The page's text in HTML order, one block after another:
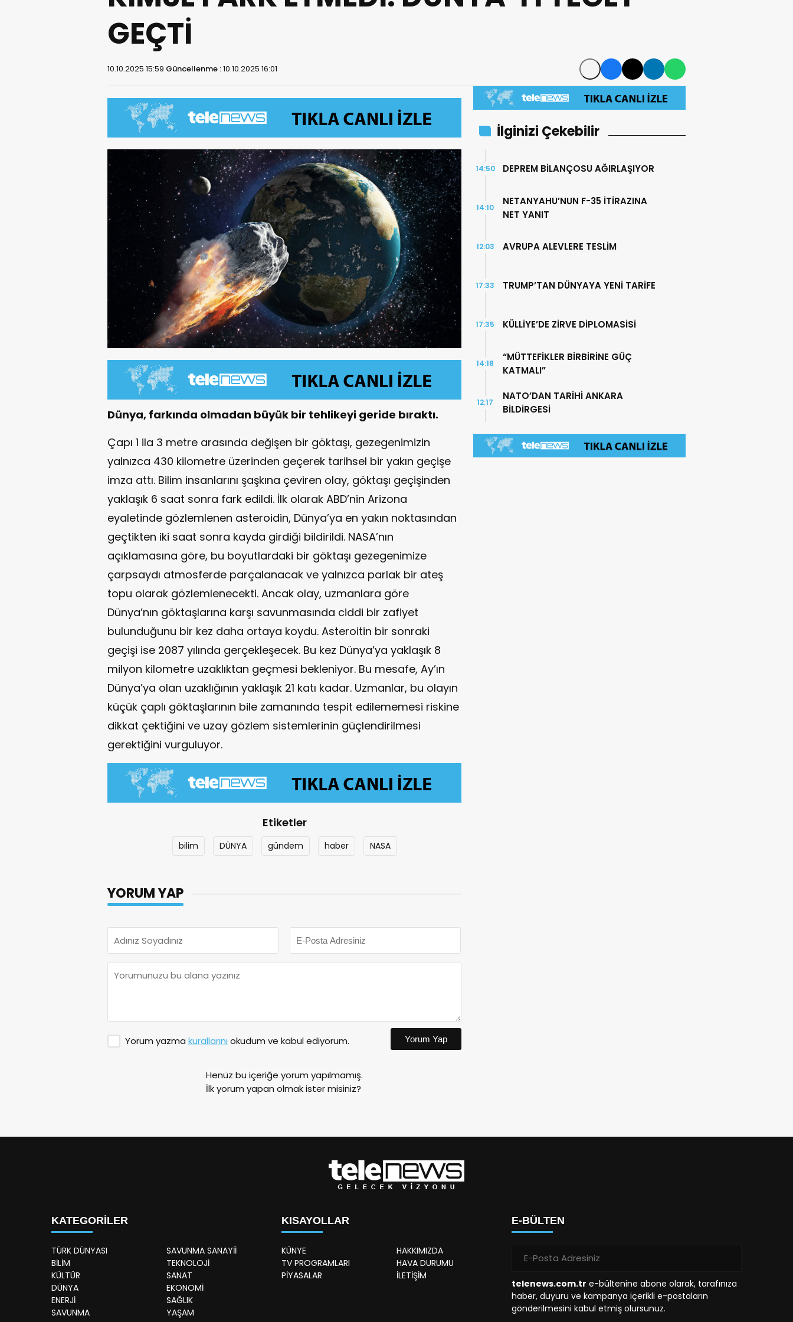
GEÇTİ
10.10.2025 15:59 Güncellenme :10.10.2025 16:01
Dünya, farkında olmadan büyük bir tehlikeyi geride bıraktı.
Çapı 1 ila 3 metre arasında değişen bir göktaşı, gezegenimizin
yalnızca 430 kilometre üzerinden geçerek tarihsel bir yakın geçişe
imza attı. Bilim insanlarını şaşkına çeviren olay, göktaşı geçişinden
yaklaşık 6 saat sonra fark edildi. İlk olarak ABD’nin Arizona
eyaletinde gözlemlenen asteroidin, Dünya’ya en yakın noktasından
geçtikten iki saat sonra kayda girdiği bildirildi. NASA’nın
açıklamasına göre, bu boyutlardaki bir göktaşı gezegenimize
çarpsaydı atmosferde parçalanacak ve yalnızca parlak bir ateş
topu olarak gözlemlenecekti. Ancak olay, uzmanlara göre
Dünya’nın göktaşlarına karşı savunmasında ciddi bir zafiyet
bulunduğunu bir kez daha ortaya koydu. Asteroitin bir sonraki
geçişi ise 2087 yılında gerçekleşecek. Bu kez Dünya’ya yaklaşık 8
milyon kilometre uzaklıktan geçmesi bekleniyor. Bu mesafe, Ay’ın
Dünya’ya olan uzaklığının yaklaşık 21 katı kadar. Uzmanlar, bu olayın
küçük çaplı göktaşlarının bile zamanında tespit edilememesi riskine
dikkat çektiğini ve uzay gözlem sistemlerinin güçlendirilmesi
gerektiğini vurguluyor.
Etiketler
bilim DÜNYA gündem haber NASA
YORUM YAP
Yorum yazma kurallarını okudum ve kabul ediyorum. Yorum Yap
Henüz bu içeriğe yorum yapılmamış.
İlk yorum yapan olmak ister misiniz?
İlginizi Çekebilir
DEPREM BİLANÇOSU AĞIRLAŞIYOR
14:50
NETANYAHU’NUN F-35 İTİRAZINA
NET YANIT
14:10
AVRUPA ALEVLERE TESLİM
12:03
TRUMP’TAN DÜNYAYA YENİ TARİFE
17:33
KÜLLİYE’DE ZİRVE DİPLOMASİSİ
17:35
“MÜTTEFİKLER BİRBİRİNE GÜÇ
KATMALI”
14:18
NATO’DAN TARİHİ ANKARA
BİLDİRGESİ
12:17
KATEGORİLER
TÜRK DÜNYASI
SAVUNMA SANAYİİ
BİLİM
TEKNOLOJİ
KÜLTÜR
SANAT
DÜNYA
EKONOMİ
ENERJİ
SAĞLIK
SAVUNMA
YAŞAM
KISAYOLLAR
KÜNYE
HAKKIMIZDA
TV PROGRAMLARI
HAVA DURUMU
PİYASALAR
İLETİŞİM
E-BÜLTEN
telenews.com.tr e-bültenine abone olarak, tarafınıza
haber, duyuru ve kampanya içerikli e-postaların
gönderilmesini kabul etmiş olursunuz.